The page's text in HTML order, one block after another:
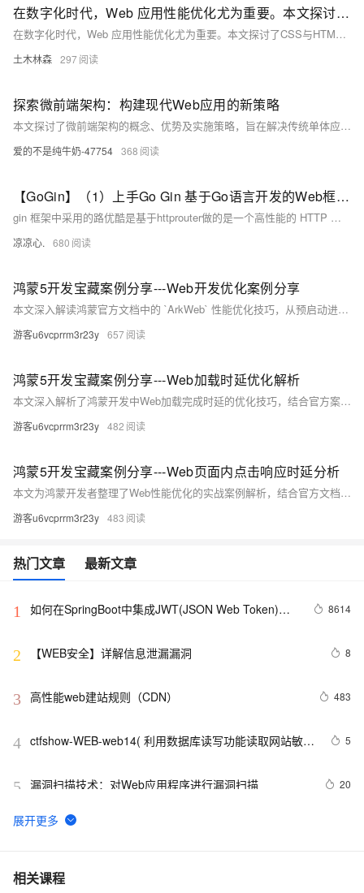
在数字化时代，Web 应用性能优化尤为重要。本文探讨了CSS与HTML在提升Web性能中的关键作用及未来趋势
在数字化时代，Web 应用性能优化尤为重要。本文探讨了CSS与HTML在提升Web性能中的关键作用及未来趋势，包括样式表优化、DOM操作减少、图像优化等技术，并分析了电商网站的具体案例，强调了技术演进对Web性能的深远影响。
土木林森 297
探索微前端架构：构建现代Web应用的新策略
本文探讨了微前端架构的概念、优势及实施策略，旨在解决传统单体应用难以快速迭代和团队协作的问题。微前端允许不同团队独立开发、部署应用的各部分，提升灵活性与可维护性。文中还讨论了技术栈灵活性、独立部署、团队自治等优势，并提出了定义清晰接口、使用Web组件、状态管理和样式隔离等实施策略。
爱的不是纯牛奶-47754 368
【GoGin】（1）上手Go Gin 基于Go语言开发的Web框架，本文介绍了各种路由的配置信息；包含各场景下请求参数的基本传入接收
gin 框架中采用的路优酷是基于httprouter做的是一个高性能的 HTTP 请求路由器，适用于 Go 语言。它的设计目标是提供高效的路由匹配和低内存占用，特别适合需要高性能和简单路由的应用场景。
凉凉心. 680
鸿蒙5开发宝藏案例分享---Web开发优化案例分享
本文深入解读鸿蒙官方文档中的 `ArkWeb` 性能优化技巧，从预启动进程到预渲染，涵盖预下载、预连接、预取POST等八大优化策略。通过代码示例详解如何提升Web页面加载速度，助你打造流畅的HarmonyOS应用体验。内容实用，按需选用，让H5页面快到飞起！
游客u6vcprrm3r23y 657
鸿蒙5开发宝藏案例分享---Web加载时延优化解析
本文深入解析了鸿蒙开发中Web加载完成时延的优化技巧，结合官方案例与实际代码，助你提升性能。核心内容包括：使用DevEco Profiler和DevTools定位瓶颈、四大优化方向（资源合并、接口预取、图片懒加载、任务拆解）及高频手段总结。同时提供性能优化黄金准则，如首屏资源控制在300KB内、关键接口响应≤200ms等，帮助开发者实现丝般流畅体验。
游客u6vcprrm3r23y 482
鸿蒙5开发宝藏案例分享---Web页面内点击响应时延分析
本文为鸿蒙开发者整理了Web性能优化的实战案例解析，结合官方文档深度扩展。内容涵盖点击响应时延核心指标（≤100ms）、性能分析工具链（如DevTools时间线、ArkUI Trace抓取）以及高频优化场景，包括递归函数优化、网络请求阻塞解决方案和setTimeout滥用问题等。同时提供进阶技巧，如首帧加速、透明动画陷阱规避及Web组件初始化加速，并通过优化前后Trace对比展示成果。最后总结了快速定位问题的方法与开发建议，助力开发者提升Web应用性能。
游客u6vcprrm3r23y 483
热门文章 最新文章
1
如何在SpringBoot中集成JWT(JSON Web Token)鉴
8614
2 【WEB安全】详解信息泄漏漏洞 8
3 高性能web建站规则（CDN） 483
4 ctfshow-WEB-web14( 利用数据库读写功能读取网站敏感
5
5 漏洞扫描技术：对Web应用程序进行漏洞扫描 20
6
7 Python：使用PyJWT实现JSON Web Tokens加密解密
相关课程